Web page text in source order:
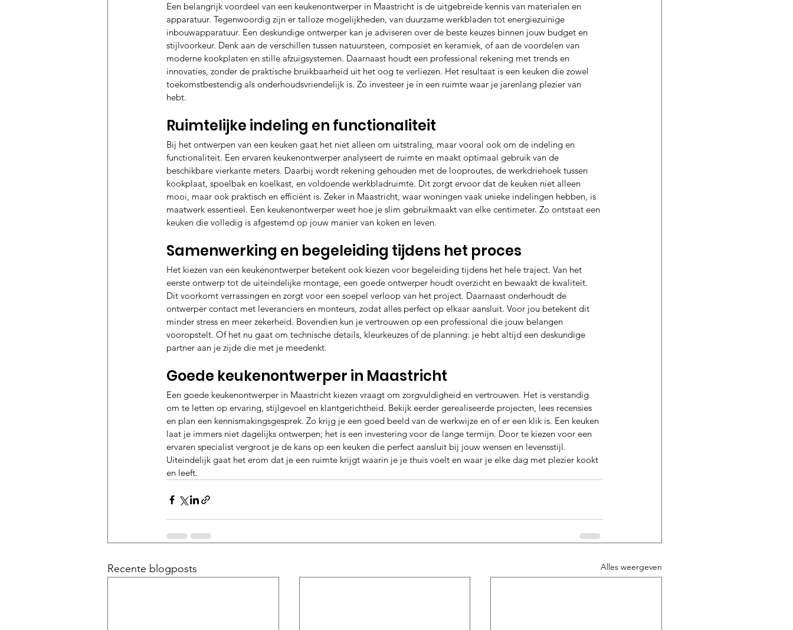
Een belangrijk voordeel van een keukenontwerper in Maastricht is de uitgebreide kennis van materialen en
apparatuur. Tegenwoordig zijn er talloze mogelijkheden, van duurzame werkbladen tot energiezuinige
inbouwapparatuur. Een deskundige ontwerper kan je adviseren over de beste keuzes binnen jouw budget en
stijlvoorkeur. Denk aan de verschillen tussen natuursteen, composiet en keramiek, of aan de voordelen van
moderne kookplaten en stille afzuigsystemen. Daarnaast houdt een professional rekening met trends en
innovaties, zonder de praktische bruikbaarheid uit het oog te verliezen. Het resultaat is een keuken die zowel
toekomstbestendig als onderhoudsvriendelijk is. Zo investeer je in een ruimte waar je jarenlang plezier van
hebt.
Ruimtelijke indeling en functionaliteit
Bij het ontwerpen van een keuken gaat het niet alleen om uitstraling, maar vooral ook om de indeling en
functionaliteit. Een ervaren keukenontwerper analyseert de ruimte en maakt optimaal gebruik van de
beschikbare vierkante meters. Daarbij wordt rekening gehouden met de looproutes, de werkdriehoek tussen
kookplaat, spoelbak en koelkast, en voldoende werkbladruimte. Dit zorgt ervoor dat de keuken niet alleen
mooi, maar ook praktisch en efficiënt is. Zeker in Maastricht, waar woningen vaak unieke indelingen hebben, is
maatwerk essentieel. Een keukenontwerper weet hoe je slim gebruikmaakt van elke centimeter. Zo ontstaat een
keuken die volledig is afgestemd op jouw manier van koken en leven.
Samenwerking en begeleiding tijdens het proces
Het kiezen van een keukenontwerper betekent ook kiezen voor begeleiding tijdens het hele traject. Van het
eerste ontwerp tot de uiteindelijke montage, een goede ontwerper houdt overzicht en bewaakt de kwaliteit.
Dit voorkomt verrassingen en zorgt voor een soepel verloop van het project. Daarnaast onderhoudt de
ontwerper contact met leveranciers en monteurs, zodat alles perfect op elkaar aansluit. Voor jou betekent dit
minder stress en meer zekerheid. Bovendien kun je vertrouwen op een professional die jouw belangen
vooropstelt. Of het nu gaat om technische details, kleurkeuzes of de planning: je hebt altijd een deskundige
partner aan je zijde die met je meedenkt.
Goede keukenontwerper in Maastricht
Een goede keukenontwerper in Maastricht kiezen vraagt om zorgvuldigheid en vertrouwen. Het is verstandig
om te letten op ervaring, stijlgevoel en klantgerichtheid. Bekijk eerder gerealiseerde projecten, lees recensies
en plan een kennismakingsgesprek. Zo krijg je een goed beeld van de werkwijze en of er een klik is. Een keuken
laat je immers niet dagelijks ontwerpen; het is een investering voor de lange termijn. Door te kiezen voor een
ervaren specialist vergroot je de kans op een keuken die perfect aansluit bij jouw wensen en levensstijl.
Uiteindelijk gaat het erom dat je een ruimte krijgt waarin je je thuis voelt en waar je elke dag met plezier kookt
en leeft.
Recente blogposts Alles weergeven